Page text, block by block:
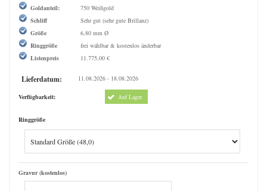
Goldanteil:
750 Weißgold
Schliff
Sehr gut (sehr gute Brillanz)
Größe
6,80 mm Ø
Ringgröße
frei wählbar & kostenlos änderbar
Listenpreis
11.775,00 €
Lieferdatum: 11.08.2026 - 18.08.2026
Verfügbarkeit: Auf Lager
Ringgröße
Gravur (kostenlos)